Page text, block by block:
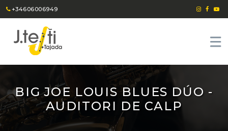
+34606006949
BIG JOE LOUIS BLUES DÚO -
AUDITORI DE CALP